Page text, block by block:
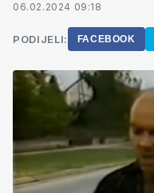
06.02.2024 09:18
PODIJELI: FACEBOOK